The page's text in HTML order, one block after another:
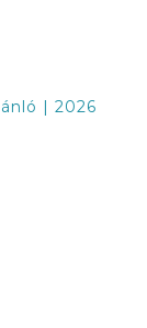
| 2026